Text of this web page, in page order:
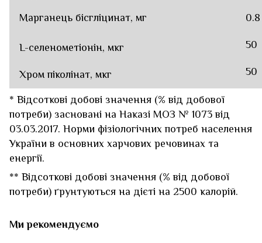
Марганець бісгліцинат, мг 0.8
L-селенометіонін, мкг 50
Хром піколінат, мкг 50
* Відсоткові добові значення (% від добової
потреби) засновані на Наказі МОЗ № 1073 від
03.03.2017. Норми фізіологічних потреб населення
України в основних харчових речовинах та
енергії.
** Відсоткові добові значення (% від добової
потреби) ґрунтуються на дієті на 2500 калорій.
Ми рекомендуємо